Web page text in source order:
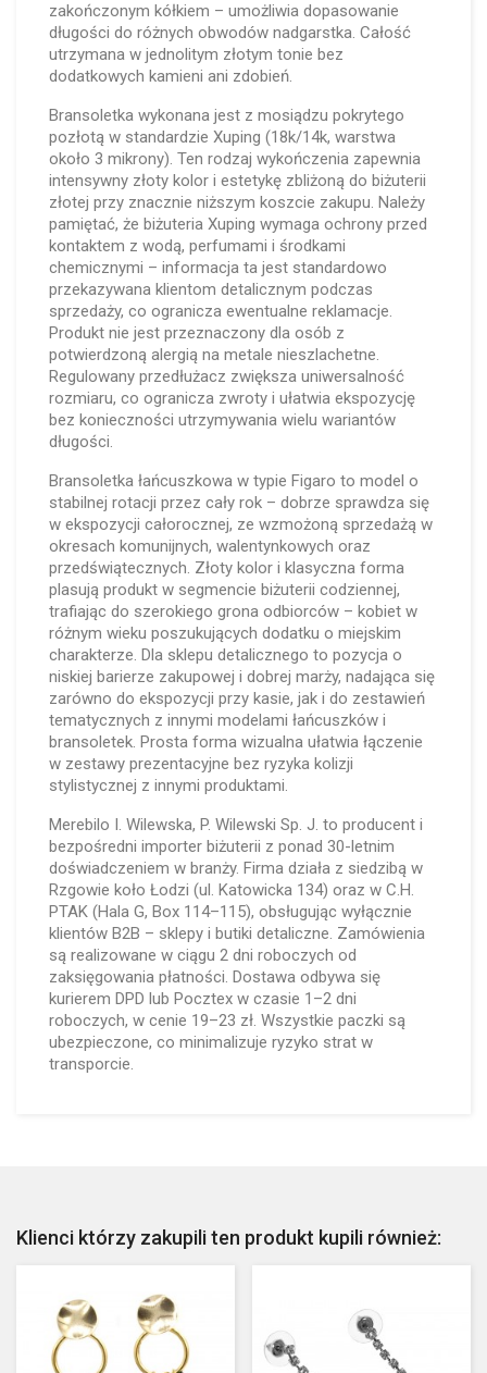
zakończonym kółkiem – umożliwia dopasowanie
długości do różnych obwodów nadgarstka. Całość
utrzymana w jednolitym złotym tonie bez
dodatkowych kamieni ani zdobień.
Bransoletka wykonana jest z mosiądzu pokrytego
pozłotą w standardzie Xuping (18k/14k, warstwa
około 3 mikrony). Ten rodzaj wykończenia zapewnia
intensywny złoty kolor i estetykę zbliżoną do biżuterii
złotej przy znacznie niższym koszcie zakupu. Należy
pamiętać, że biżuteria Xuping wymaga ochrony przed
kontaktem z wodą, perfumami i środkami
chemicznymi – informacja ta jest standardowo
przekazywana klientom detalicznym podczas
sprzedaży, co ogranicza ewentualne reklamacje.
Produkt nie jest przeznaczony dla osób z
potwierdzoną alergią na metale nieszlachetne.
Regulowany przedłużacz zwiększa uniwersalność
rozmiaru, co ogranicza zwroty i ułatwia ekspozycję
bez konieczności utrzymywania wielu wariantów
długości.
Bransoletka łańcuszkowa w typie Figaro to model o
stabilnej rotacji przez cały rok – dobrze sprawdza się
w ekspozycji całorocznej, ze wzmożoną sprzedażą w
okresach komunijnych, walentynkowych oraz
przedświątecznych. Złoty kolor i klasyczna forma
plasują produkt w segmencie biżuterii codziennej,
trafiając do szerokiego grona odbiorców – kobiet w
różnym wieku poszukujących dodatku o miejskim
charakterze. Dla sklepu detalicznego to pozycja o
niskiej barierze zakupowej i dobrej marży, nadająca się
zarówno do ekspozycji przy kasie, jak i do zestawień
tematycznych z innymi modelami łańcuszków i
bransoletek. Prosta forma wizualna ułatwia łączenie
w zestawy prezentacyjne bez ryzyka kolizji
stylistycznej z innymi produktami.
Merebilo I. Wilewska, P. Wilewski Sp. J. to producent i
bezpośredni importer biżuterii z ponad 30-letnim
doświadczeniem w branży. Firma działa z siedzibą w
Rzgowie koło Łodzi (ul. Katowicka 134) oraz w C.H.
PTAK (Hala G, Box 114–115), obsługując wyłącznie
klientów B2B – sklepy i butiki detaliczne. Zamówienia
są realizowane w ciągu 2 dni roboczych od
zaksięgowania płatności. Dostawa odbywa się
kurierem DPD lub Pocztex w czasie 1–2 dni
roboczych, w cenie 19–23 zł. Wszystkie paczki są
ubezpieczone, co minimalizuje ryzyko strat w
transporcie.
Klienci którzy zakupili ten produkt kupili również: